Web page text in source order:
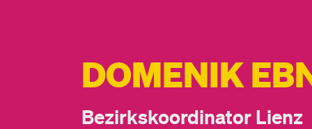
DOMENIK
Bezirkskoordinator Lienz